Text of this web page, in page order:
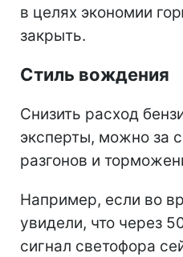
в целях экономии
закрыть.
Стиль вождения
Снизить расход
эксперты, можно за
разгонов и
Например, если во
увидели, что через
сигнал светофора